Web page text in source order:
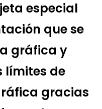
especial
que se
gráfica y
límites de
gracias